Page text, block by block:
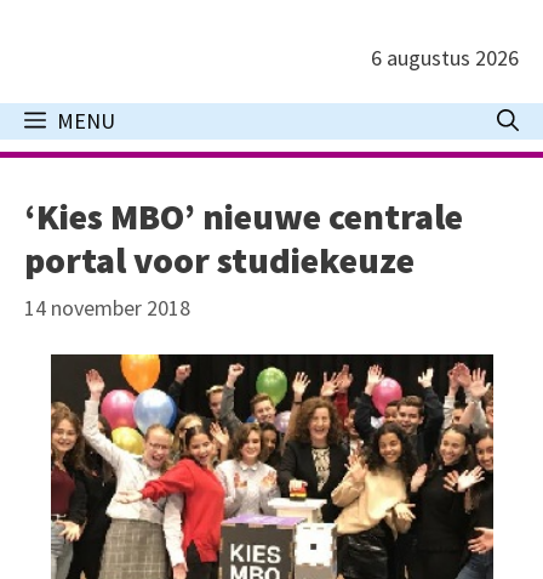
inhoud
6 augustus 2026
MENU
‘Kies MBO’ nieuwe centrale
portal voor studiekeuze
14 november 2018